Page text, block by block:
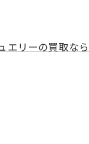
エリーの買取なら